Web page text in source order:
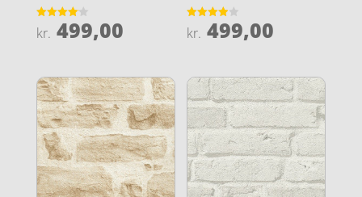
Vurderet
4.1
kr. 499,00
Vurderet
3.9
kr. 499,00